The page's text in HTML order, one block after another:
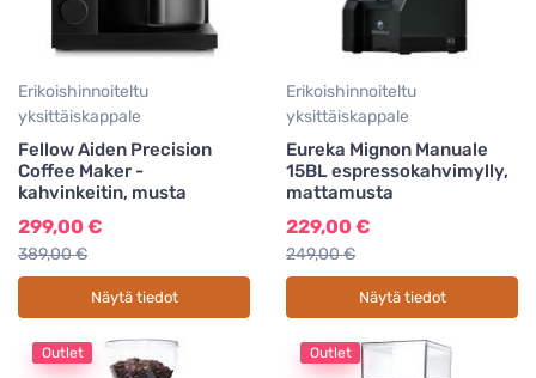
Erikoishinnoiteltu
yksittäiskappale
Fellow Aiden Precision
Coffee Maker -
kahvinkeitin, musta
299,00 €
389,00 €
Näytä tiedot
Erikoishinnoiteltu
yksittäiskappale
Eureka Mignon Manuale
15BL espressokahvimylly,
mattamusta
229,00 €
249,00 €
Näytä tiedot
Outlet Outlet